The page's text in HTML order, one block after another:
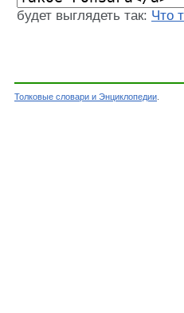
будет выглядеть так: Что
Толковые словари и Энциклопедии